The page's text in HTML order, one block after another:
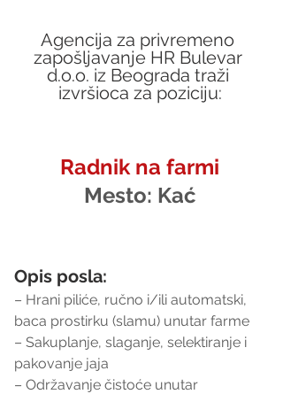
Agencija za privremeno
zapošljavanje HR Bulevar
d.o.o. iz Beograda traži
izvršioca za poziciju:
Radnik na farmi
Mesto: Kać
Opis posla:
– Hrani piliće, ručno i/ili automatski,
baca prostirku (slamu) unutar farme
– Sakuplanje, slaganje, selektiranje i
pakovanje jaja
– Održavanje čistoće unutar